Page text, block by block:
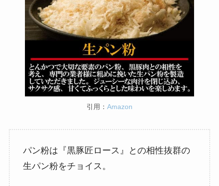
引用： Amazon
パン粉は『黒豚匠ロース』との相性抜群の
生パン粉をチョイス。